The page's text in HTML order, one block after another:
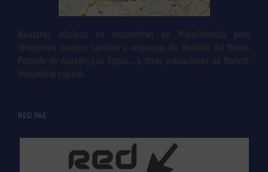
Nuestras oficinas se encuentran en Majadahonda pero
ofrecemos nuestro servicio a empresas de Boadilla del Monte,
Pozuelo de Alarcón, Las Rozas... y otras poblaciones de Madrid,
incluida la capital.
RED PAE